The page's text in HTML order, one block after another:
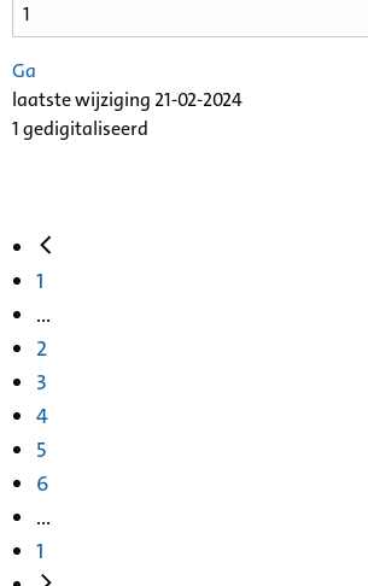
Ga
laatste wijziging 21-02-2024
1 gedigitaliseerd
1
...
2
3
4
5
6
...
1